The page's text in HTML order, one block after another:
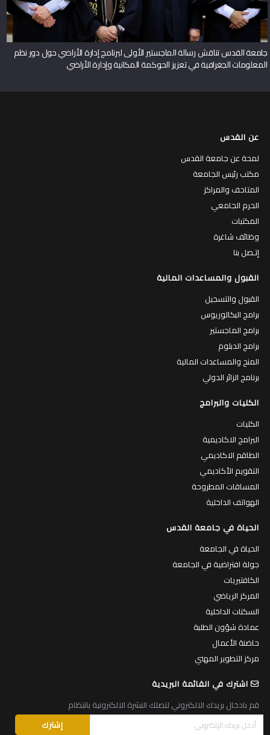
جامعة القدس تناقش رسالة الماجستير الأولى لبرنامج إدارة الأراضي حول دور نظم
المعلومات الجغرافية في تعزيز الحوكمة المكانية وإدارة الأراضي
عن القدس
لمحة عن جامعة القدس
مكتب رئيس الجامعة
المتاحف والمراكز
الحرم الجامعي
المكتبات
وظائف شاغرة
إتـصل بنا
القبول والمساعدات المالية
القبول والتسجيل
برامج البكالوريوس
برامج الماجستير
برامج الدبلوم
المنح والمساعدات المالية
برنامج الزائر الدولي
الكليات والبرامج
الكليات
البرامج الاكاديمية
الطاقم الاكاديمي
التقويم الأكاديمي
المساقات المطروحة
الهواتف الداخلية
الحياة في جامعة القدس
الحياة في الجامعة
جولة افتراضية في الجامعة
الكافتيريات
المركز الرياضي
السكنات الداخلية
عمادة شؤون الطلبة
حاضنة الأعمال
مركز التطوير المهني
اشترك في القائمة البريدية
قم بادخال بريدك الالكتروني لتصلك النشرة الالكترونية بانتظام